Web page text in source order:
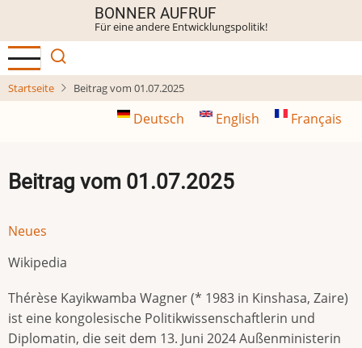
Inhalt
BONNER AUFRUF
Für eine andere Entwicklungspolitik!
Startseite Beitrag vom 01.07.2025
Deutsch English Français
Beitrag vom 01.07.2025
Neues
Wikipedia
Thérèse Kayikwamba Wagner (* 1983 in Kinshasa, Zaire)
ist eine kongolesische Politikwissenschaftlerin und
Diplomatin, die seit dem 13. Juni 2024 Außenministerin